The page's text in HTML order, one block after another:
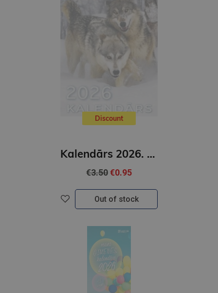
Discount
Kalendārs 2026. Medības
€3.50€0.95
Out of stock